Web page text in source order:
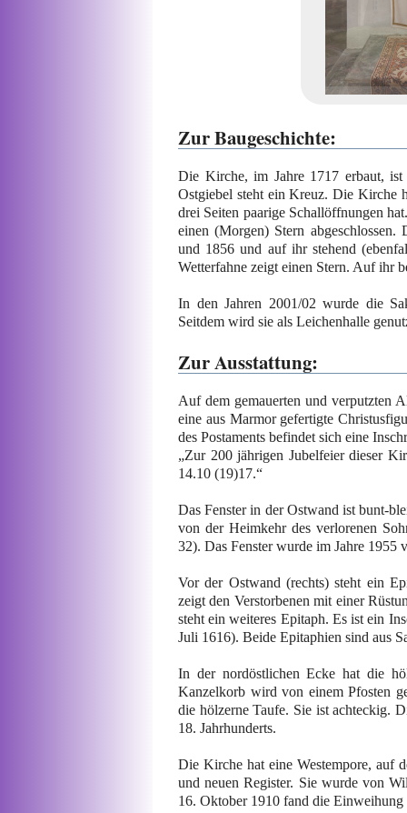
Zur Baugeschichte:
Die Kirche, im Jahre 1717 erbaut,
Ostgiebel steht ein Kreuz. Die Kirche
drei Seiten paarige Schallöffnungen
einen (Morgen) Stern abgeschlossen.
und 1856 und auf ihr stehend
Wetterfahne zeigt einen Stern. Auf ihr
In den Jahren 2001/02 wurde die
Seitdem wird sie als Leichenhalle
Zur Ausstattung:
Auf dem gemauerten und verputzten
eine aus Marmor gefertigte
des Postaments befindet sich eine
„Zur 200 jährigen Jubelfeier dieser
14.10 (19)17.“
Das Fenster in der Ostwand ist bunt-
von der Heimkehr des verlorenen
32). Das Fenster wurde im Jahre 1955
Vor der Ostwand (rechts) steht ein
zeigt den Verstorbenen mit einer
steht ein weiteres Epitaph. Es ist ein
Juli 1616). Beide Epitaphien sind aus
In der nordöstlichen Ecke hat die
Kanzelkorb wird von einem Pfosten
die hölzerne Taufe. Sie ist achteckig.
18. Jahrhunderts.
Die Kirche hat eine Westempore, auf
und neuen Register. Sie wurde von
16. Oktober 1910 fand die Einweihung